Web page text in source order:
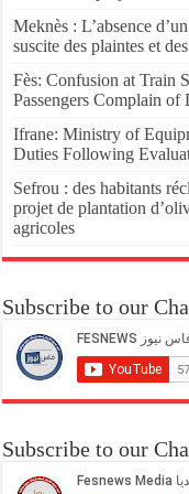
Meknès : L’absence
suscite des plaintes et
Fès: Confusion at Train
Passengers Complain
Ifrane: Ministry of
Duties Following
Sefrou : des habitants
projet de plantation
agricoles
Subscribe to our
Subscribe to our